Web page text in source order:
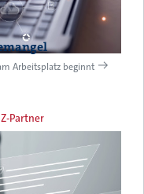
Arbeitsplatz beginnt
Partner